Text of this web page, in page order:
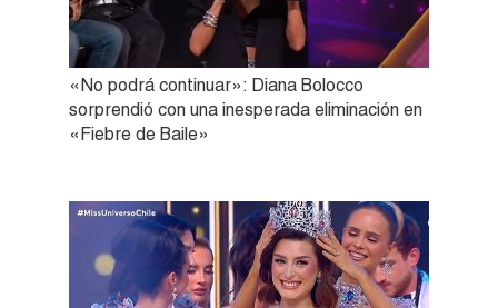
«No podrá continuar»: Diana Bolocco
sorprendió con una inesperada eliminación en
«Fiebre de Baile»